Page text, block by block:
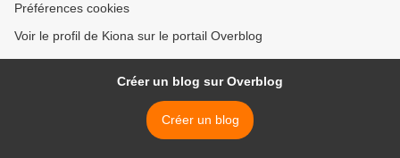
Préférences cookies
Voir le profil de Kiona sur le portail Overblog
Créer un blog sur Overblog
Créer un blog